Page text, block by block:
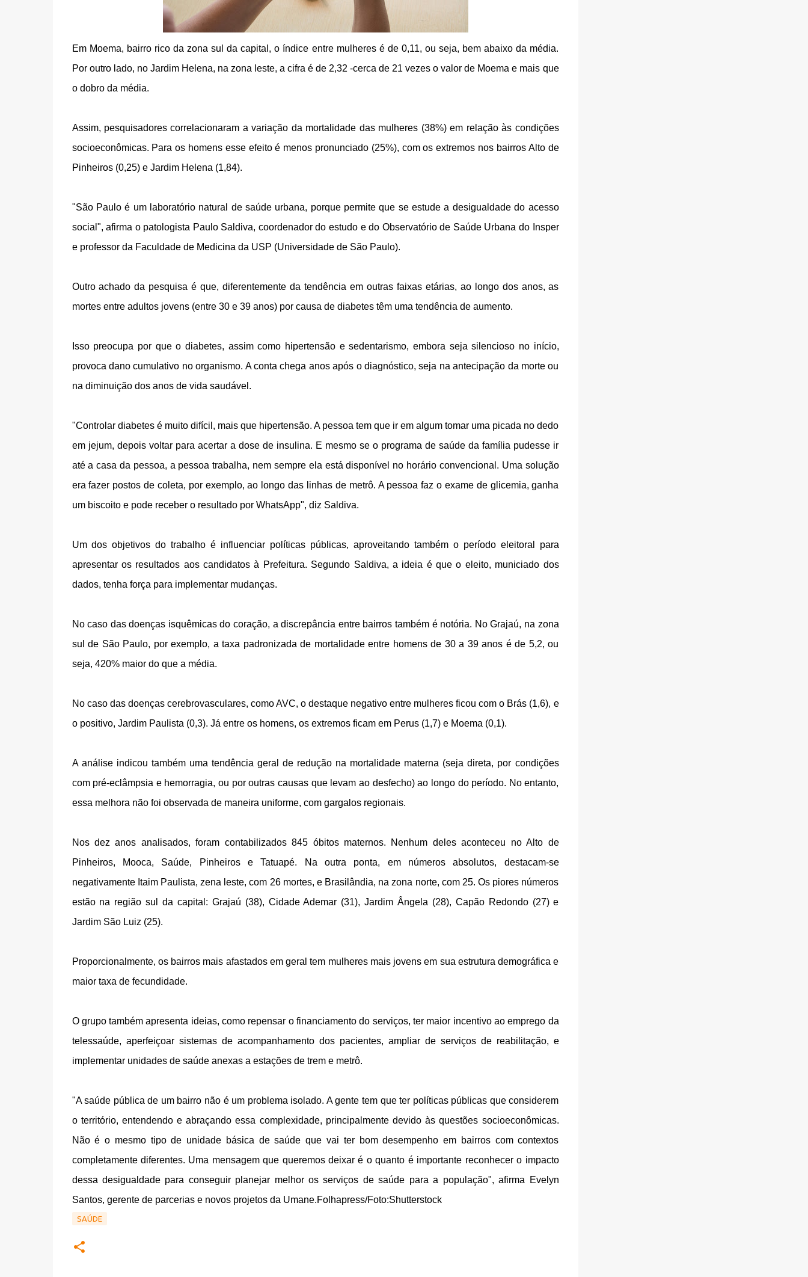
Em Moema, bairro rico da zona sul da capital, o índice entre mulheres é de 0,11, ou seja, bem abaixo da média.
Por outro lado, no Jardim Helena, na zona leste, a cifra é de 2,32 -cerca de 21 vezes o valor de Moema e mais que
o dobro da média.
Assim, pesquisadores correlacionaram a variação da mortalidade das mulheres (38%) em relação às condições
socioeconômicas. Para os homens esse efeito é menos pronunciado (25%), com os extremos nos bairros Alto de
Pinheiros (0,25) e Jardim Helena (1,84).
"São Paulo é um laboratório natural de saúde urbana, porque permite que se estude a desigualdade do acesso
social", afirma o patologista Paulo Saldiva, coordenador do estudo e do Observatório de Saúde Urbana do Insper
e professor da Faculdade de Medicina da USP (Universidade de São Paulo).
Outro achado da pesquisa é que, diferentemente da tendência em outras faixas etárias, ao longo dos anos, as
mortes entre adultos jovens (entre 30 e 39 anos) por causa de diabetes têm uma tendência de aumento.
Isso preocupa por que o diabetes, assim como hipertensão e sedentarismo, embora seja silencioso no início,
provoca dano cumulativo no organismo. A conta chega anos após o diagnóstico, seja na antecipação da morte ou
na diminuição dos anos de vida saudável.
"Controlar diabetes é muito difícil, mais que hipertensão. A pessoa tem que ir em algum tomar uma picada no dedo
em jejum, depois voltar para acertar a dose de insulina. E mesmo se o programa de saúde da família pudesse ir
até a casa da pessoa, a pessoa trabalha, nem sempre ela está disponível no horário convencional. Uma solução
era fazer postos de coleta, por exemplo, ao longo das linhas de metrô. A pessoa faz o exame de glicemia, ganha
um biscoito e pode receber o resultado por WhatsApp", diz Saldiva.
Um dos objetivos do trabalho é influenciar políticas públicas, aproveitando também o período eleitoral para
apresentar os resultados aos candidatos à Prefeitura. Segundo Saldiva, a ideia é que o eleito, municiado dos
dados, tenha força para implementar mudanças.
No caso das doenças isquêmicas do coração, a discrepância entre bairros também é notória. No Grajaú, na zona
sul de São Paulo, por exemplo, a taxa padronizada de mortalidade entre homens de 30 a 39 anos é de 5,2, ou
seja, 420% maior do que a média.
No caso das doenças cerebrovasculares, como AVC, o destaque negativo entre mulheres ficou com o Brás (1,6), e
o positivo, Jardim Paulista (0,3). Já entre os homens, os extremos ficam em Perus (1,7) e Moema (0,1).
A análise indicou também uma tendência geral de redução na mortalidade materna (seja direta, por condições
com pré-eclâmpsia e hemorragia, ou por outras causas que levam ao desfecho) ao longo do período. No entanto,
essa melhora não foi observada de maneira uniforme, com gargalos regionais.
Nos dez anos analisados, foram contabilizados 845 óbitos maternos. Nenhum deles aconteceu no Alto de
Pinheiros, Mooca, Saúde, Pinheiros e Tatuapé. Na outra ponta, em números absolutos, destacam-se
negativamente Itaim Paulista, zena leste, com 26 mortes, e Brasilândia, na zona norte, com 25. Os piores números
estão na região sul da capital: Grajaú (38), Cidade Ademar (31), Jardim Ângela (28), Capão Redondo (27) e
Jardim São Luiz (25).
Proporcionalmente, os bairros mais afastados em geral tem mulheres mais jovens em sua estrutura demográfica e
maior taxa de fecundidade.
O grupo também apresenta ideias, como repensar o financiamento do serviços, ter maior incentivo ao emprego da
telessaúde, aperfeiçoar sistemas de acompanhamento dos pacientes, ampliar de serviços de reabilitação, e
implementar unidades de saúde anexas a estações de trem e metrô.
"A saúde pública de um bairro não é um problema isolado. A gente tem que ter políticas públicas que considerem
o território, entendendo e abraçando essa complexidade, principalmente devido às questões socioeconômicas.
Não é o mesmo tipo de unidade básica de saúde que vai ter bom desempenho em bairros com contextos
completamente diferentes. Uma mensagem que queremos deixar é o quanto é importante reconhecer o impacto
dessa desigualdade para conseguir planejar melhor os serviços de saúde para a população", afirma Evelyn
Santos, gerente de parcerias e novos projetos da Umane.Folhapress/Foto:Shutterstock
SAÚDE